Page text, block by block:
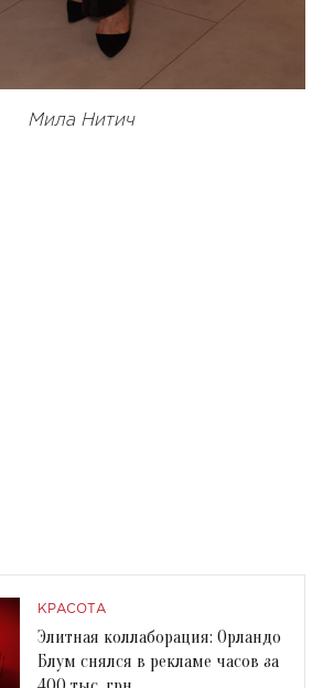
Мила Нитич
КРАСОТА
Элитная коллаборация: Орландо
Блум снялся в рекламе часов за